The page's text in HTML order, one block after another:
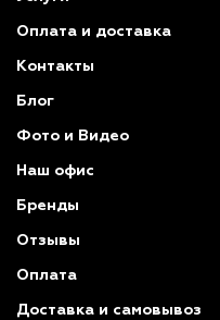
Оплата и доставка
Контакты
Блог
Фото и Видео
Наш офис
Бренды
Отзывы
Оплата
Доставка и самовывоз